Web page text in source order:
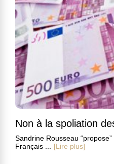
Non à la spoliation
Sandrine Rousseau
Français ...
[Lire plus]